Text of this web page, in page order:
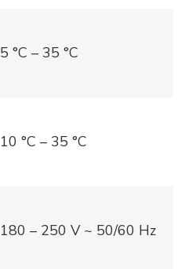
5 °C – 35 °C
10 °C – 35 °C
180 – 250 V ~ 50/60 Hz